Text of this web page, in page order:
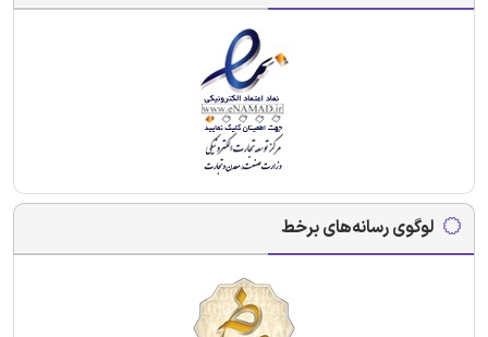
لوگوی رسانه‌های برخط